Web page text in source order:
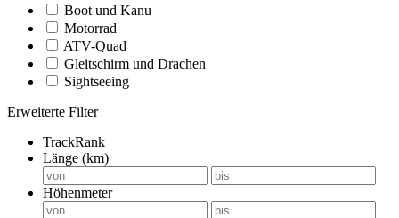
Boot und Kanu
Motorrad
ATV-Quad
Gleitschirm und Drachen
Sightseeing
Erweiterte Filter
TrackRank
Länge (km)
Höhenmeter